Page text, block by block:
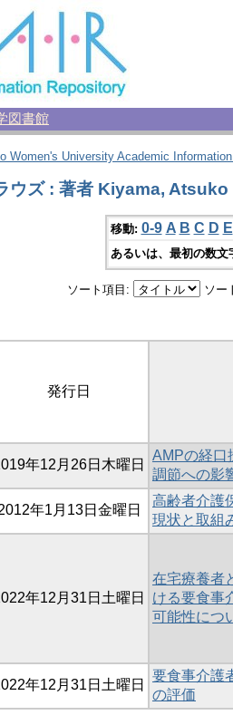
図書館
Women's University Academic
ウズ : 著者 Kiyama, Atsuko
移動: 0-9 A B C D E
あるいは、最初の数
ソート項目: ソー
発行日
年12月26日木曜日
AMPの経口
調節への影
年1月13日金曜日
高齢者介護
現状と取組
年12月31日土曜日
在宅療養者
ける要食事
可能性につ
年12月31日土曜日
要食事介護
の評価